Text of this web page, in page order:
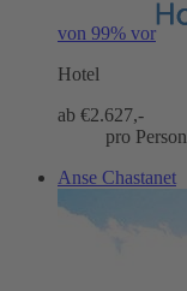
von 99% vor
Hotel
ab €2.627,-
pro Person
Anse Chastanet